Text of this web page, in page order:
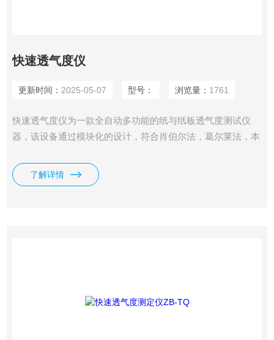
快速透气度仪
更新时间： 2025-05-07 型号： 浏览量： 1761
快速透气度仪为一款全自动多功能的纸与纸板透气度测试仪
器，该设备通过模块化的设计，符合肖伯尔法，葛尔莱法，本
积，自动读数，自动计算透气度。测试原理：设备自动调整到
设定压差，并在压差稳定后自动读取气体流量.
了解详情